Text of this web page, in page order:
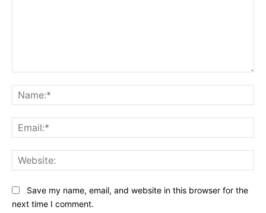
Save my name, email, and website in this browser for the
next time I comment.